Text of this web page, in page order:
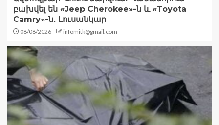
բախվել են «Jeep Cherokee»-ն և «Toyota
Camry»-ն․ Լուսանկար
08/08/2026 infomitk@gmail.com